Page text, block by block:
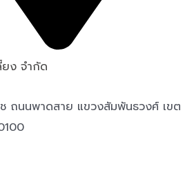
ยง จำกัด
ถนนพาดสาย แขวงสัมพันธวงศ์ เขต